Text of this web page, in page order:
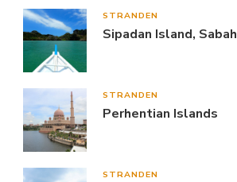
STRANDEN
Sipadan Island, Sabah
STRANDEN
Perhentian Islands
STRANDEN